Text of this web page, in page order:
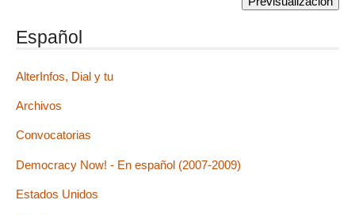
Español
AlterInfos, Dial y tu
Archivos
Convocatorias
Democracy Now! - En español (2007-2009)
Estados Unidos